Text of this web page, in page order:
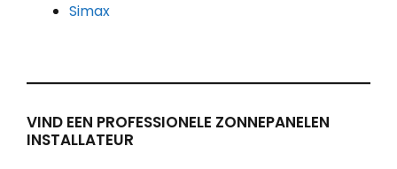
Simax
VIND EEN PROFESSIONELE ZONNEPANELEN
INSTALLATEUR